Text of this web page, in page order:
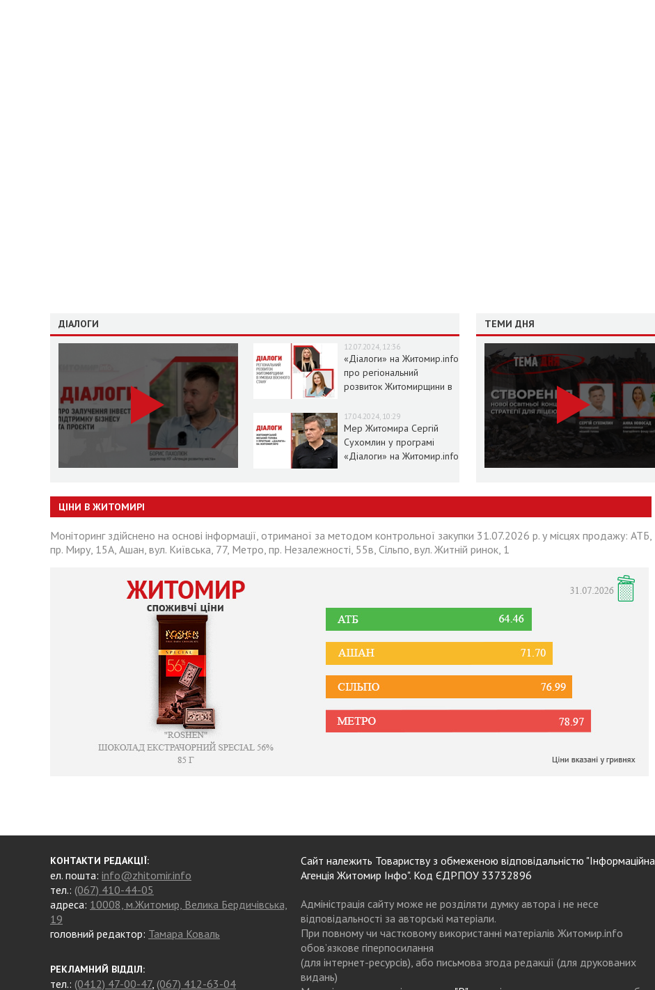
ДІАЛОГИ
12.07.2024, 12:36
«Діалоги» на Житомир.info
про регіональний
розвиток Житомирщини в
17.04.2024, 10:29
Мер Житомира Сергій
Сухомлин у програмі
«Діалоги» на Житомир.info
ТЕМИ ДНЯ
ЦІНИ В ЖИТОМИРІ
Моніторинг здійснено на основі інформації, отриманої за методом контрольної закупки 31.07.2026 р. у місцях продажу: АТБ,
пр. Миру, 15А, Ашан, вул. Київська, 77, Метро, пр. Незалежності, 55в, Сільпо, вул. Житній ринок, 1
КОНТАКТИ РЕДАКЦІЇ:
ел. пошта: info@zhitomir.info
тел.: (067) 410-44-05
адреса: 10008, м.Житомир, Велика Бердичівська,
19
головний редактор: Тамара Коваль
РЕКЛАМНИЙ ВІДДІЛ:
тел.: (0412) 47-00-47, (067) 412-63-04
Сайт належить Товариству з обмеженою відповідальністю "Інформаційна
Агенція Житомир Інфо". Код ЄДРПОУ 33732896
Адміністрація сайту може не розділяти думку автора і не несе
відповідальності за авторські матеріали.
При повному чи частковому використанні матеріалів Житомир.info
обов’язкове гіперпосилання
(для інтернет-ресурсів), або письмова згода редакції (для друкованих
видань)